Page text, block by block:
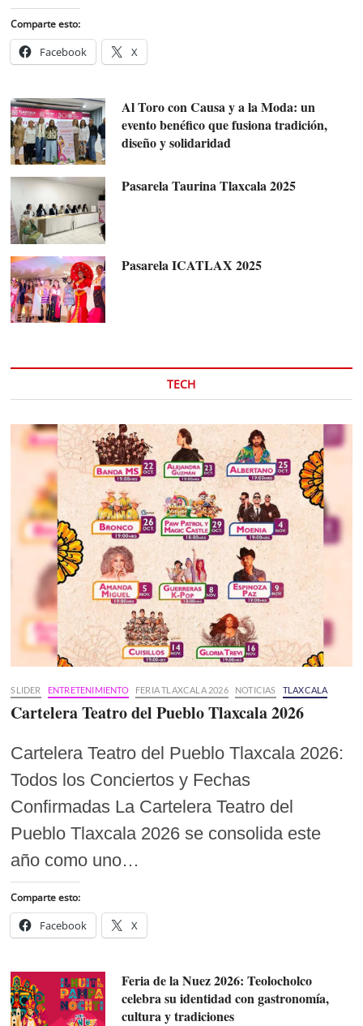
Comparte esto:
Facebook X
Al Toro con Causa y a la Moda: un
evento benéfico que fusiona tradición,
diseño y solidaridad
Pasarela Taurina Tlaxcala 2025
Pasarela ICATLAX 2025
TECH
SLIDER ENTRETENIMIENTO FERIA TLAXCALA 2026 NOTICIAS TLAXCALA
Cartelera Teatro del Pueblo Tlaxcala 2026
Cartelera Teatro del Pueblo Tlaxcala 2026:
Todos los Conciertos y Fechas
Confirmadas La Cartelera Teatro del
Pueblo Tlaxcala 2026 se consolida este
año como uno…
Comparte esto:
Facebook X
Feria de la Nuez 2026: Teolocholco
celebra su identidad con gastronomía,
cultura y tradiciones